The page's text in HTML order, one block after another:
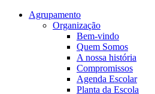
Agrupamento
Organização
Bem-vindo
Quem Somos
A nossa história
Compromissos
Agenda Escolar
Planta da Escola